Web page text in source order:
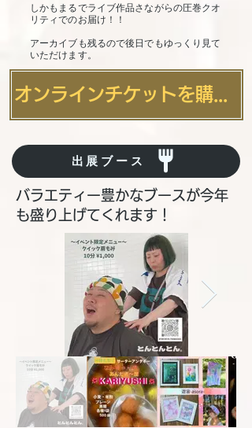
しかもまるでライブ作品さながらの圧巻クオ
リティでのお届け！！
アーカイブも残るので後日でもゆっくり見て
いただけます。
出展ブース
バラエティー豊かなブースが今年
も盛り上げてくれます！